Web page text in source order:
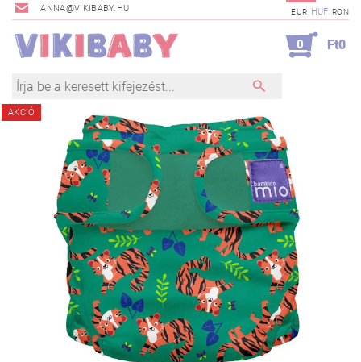
ANNA@VIKIBABY.HU EUR HUF RON
0 Ft0
AKCIÓ